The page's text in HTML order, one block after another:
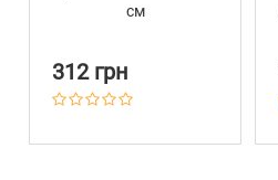
см
312 грн